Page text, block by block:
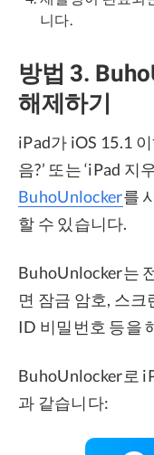
니다.
방법 3.
해제하기
iPad가 iOS 15.1
음?’ 또는 ‘iPad
BuhoUnlocker를
할 수 있습니다.
BuhoUnlocker는
면 잠금 암호, 스
ID 비밀번호 등을
BuhoUnlocker로
과 같습니다: